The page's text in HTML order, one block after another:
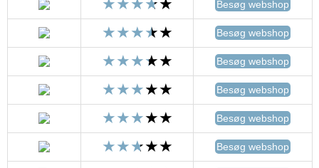
Besøg webshop
Besøg webshop
Besøg webshop
Besøg webshop
Besøg webshop
Besøg webshop